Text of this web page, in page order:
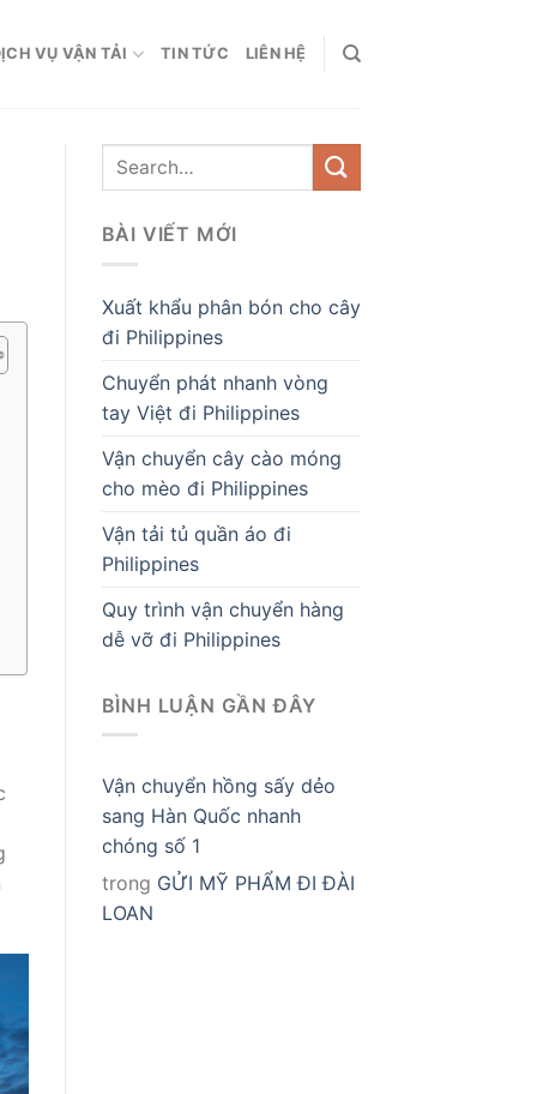
VỤ VẬN TẢI TIN TỨC LIÊN HỆ
BÀI VIẾT MỚI
Xuất khẩu phân bón cho cây
đi Philippines
Chuyển phát nhanh vòng
tay Việt đi Philippines
Vận chuyển cây cào móng
cho mèo đi Philippines
Vận tải tủ quần áo đi
Philippines
Quy trình vận chuyển hàng
dễ vỡ đi Philippines
BÌNH LUẬN GẦN ĐÂY
Vận chuyển hồng sấy dẻo
sang Hàn Quốc nhanh
chóng số 1
trong GỬI MỸ PHẨM ĐI ĐÀI
LOAN